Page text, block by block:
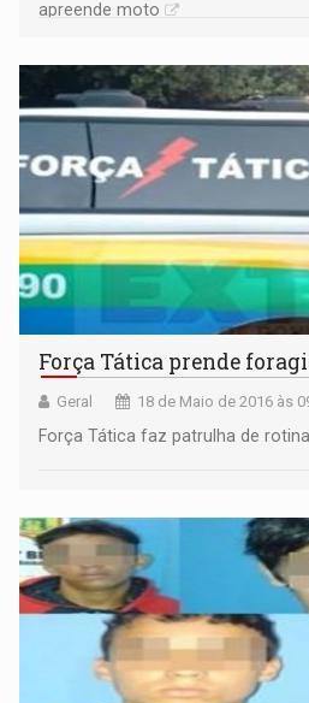
apreende moto
Força Tática prende
Geral 18 de Maio de 2016 às
Força Tática faz patrulha de